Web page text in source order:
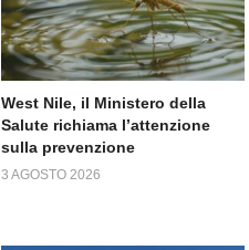
West Nile, il Ministero della
Salute richiama l’attenzione
sulla prevenzione
3 AGOSTO 2026